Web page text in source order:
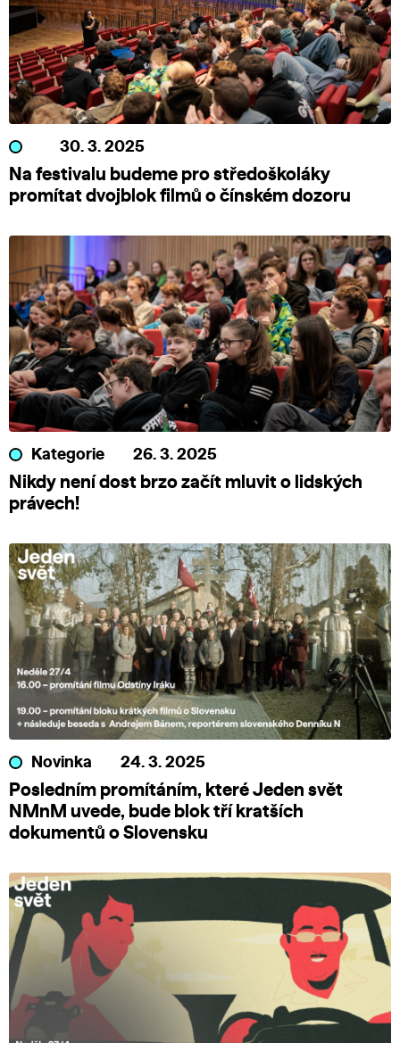
30. 3. 2025
Na festivalu budeme pro středoškoláky
promítat dvojblok filmů o čínském dozoru
Kategorie 26. 3. 2025
Nikdy není dost brzo začít mluvit o lidských
právech!
Novinka 24. 3. 2025
Posledním promítáním, které Jeden svět
NMnM uvede, bude blok tří kratších
dokumentů o Slovensku